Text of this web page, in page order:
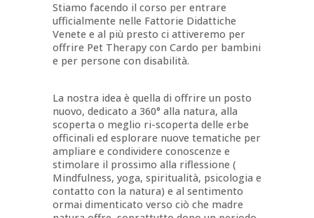
Stiamo facendo il corso per entrare
ufficialmente nelle Fattorie Didattiche
Venete e al più presto ci attiveremo per
offrire Pet Therapy con Cardo per bambini
e per persone con disabilità.
La nostra idea è quella di offrire un posto
nuovo, dedicato a 360° alla natura, alla
scoperta o meglio ri-scoperta delle erbe
officinali ed esplorare nuove tematiche per
ampliare e condividere conoscenze e
stimolare il prossimo alla riflessione (
Mindfulness, yoga, spiritualità, psicologia e
contatto con la natura) e al sentimento
ormai dimenticato verso ciò che madre